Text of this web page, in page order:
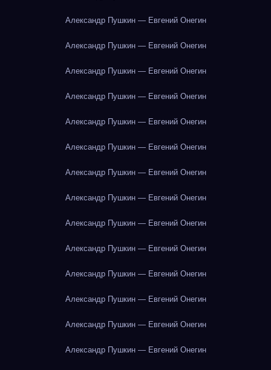
Александр Пушкин — Евгений Онегин
Александр Пушкин — Евгений Онегин
Александр Пушкин — Евгений Онегин
Александр Пушкин — Евгений Онегин
Александр Пушкин — Евгений Онегин
Александр Пушкин — Евгений Онегин
Александр Пушкин — Евгений Онегин
Александр Пушкин — Евгений Онегин
Александр Пушкин — Евгений Онегин
Александр Пушкин — Евгений Онегин
Александр Пушкин — Евгений Онегин
Александр Пушкин — Евгений Онегин
Александр Пушкин — Евгений Онегин
Александр Пушкин — Евгений Онегин